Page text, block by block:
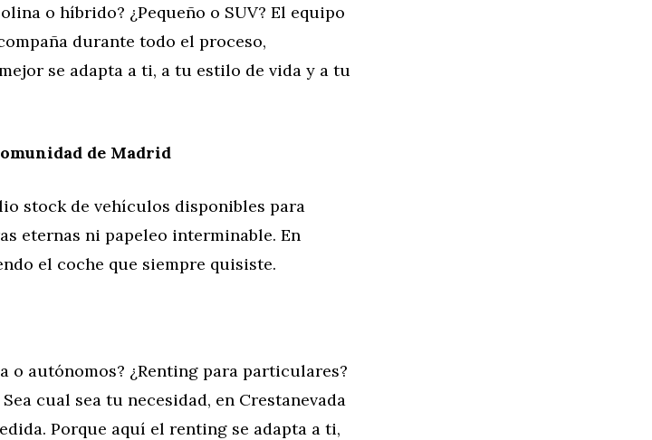
o híbrido? ¿Pequeño o SUV? El equipo
durante todo el proceso,
se adapta a ti, a tu estilo de vida y a tu
de Madrid
stock de vehículos disponibles para
eternas ni papeleo interminable. En
el coche que siempre quisiste.
o autónomos? ¿Renting para particulares?
cual sea tu necesidad, en Crestanevada
Porque aquí el renting se adapta a ti,